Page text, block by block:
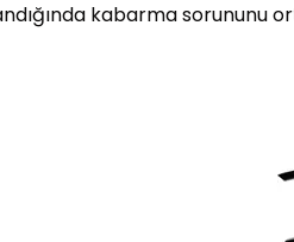
kabarma sorununu